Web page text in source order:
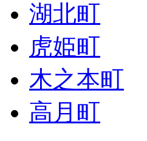
湖北町
虎姫町
木之本町
高月町